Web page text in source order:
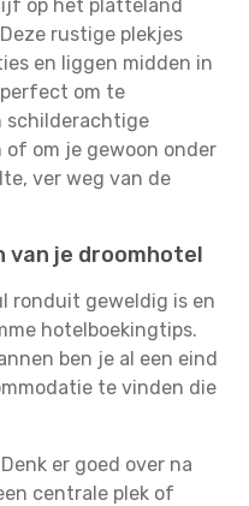
op het platteland
rustige plekjes
en liggen midden in
om te
schilderachtige
om je gewoon onder
ver weg van de
van je droomhotel
ronduit geweldig is en
hotelboekingtips.
ben je al een eind
te vinden die
Denk er goed over na
centrale plek of